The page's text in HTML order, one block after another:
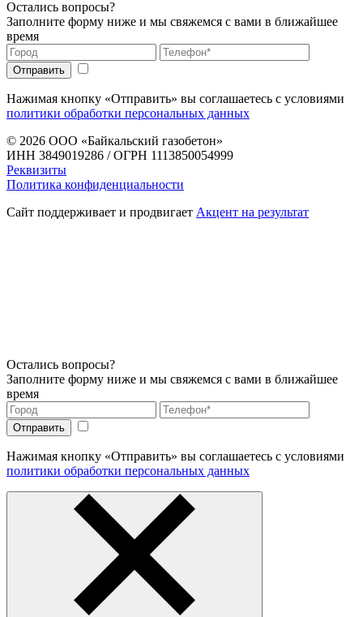
Остались вопросы?
Заполните форму ниже и мы свяжемся с вами в ближайшее
время
Нажимая кнопку «Отправить» вы соглашаетесь с условиями
политики обработки персональных данных
© 2026 ООО «Байкальский газобетон»
ИНН 3849019286 / ОГРН 1113850054999
Реквизиты
Политика конфиденциальности
Сайт поддерживает и продвигает Акцент на результат
Остались вопросы?
Заполните форму ниже и мы свяжемся с вами в ближайшее
время
Нажимая кнопку «Отправить» вы соглашаетесь с условиями
политики обработки персональных данных